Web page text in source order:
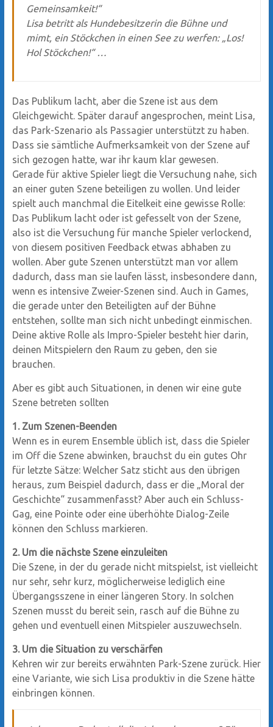
Gemeinsamkeit!“
Lisa betritt als Hundebesitzerin die Bühne und
mimt, ein Stöckchen in einen See zu werfen: „Los!
Hol Stöckchen!“ …
Das Publikum lacht, aber die Szene ist aus dem
Gleichgewicht. Später darauf angesprochen, meint Lisa,
das Park-Szenario als Passagier unterstützt zu haben.
Dass sie sämtliche Aufmerksamkeit von der Szene auf
sich gezogen hatte, war ihr kaum klar gewesen.
Gerade für aktive Spieler liegt die Versuchung nahe, sich
an einer guten Szene beteiligen zu wollen. Und leider
spielt auch manchmal die Eitelkeit eine gewisse Rolle:
Das Publikum lacht oder ist gefesselt von der Szene,
also ist die Versuchung für manche Spieler verlockend,
von diesem positiven Feedback etwas abhaben zu
wollen. Aber gute Szenen unterstützt man vor allem
dadurch, dass man sie laufen lässt, insbesondere dann,
wenn es intensive Zweier-Szenen sind. Auch in Games,
die gerade unter den Beteiligten auf der Bühne
entstehen, sollte man sich nicht unbedingt einmischen.
Deine aktive Rolle als Impro-Spieler besteht hier darin,
deinen Mitspielern den Raum zu geben, den sie
brauchen.
Aber es gibt auch Situationen, in denen wir eine gute
Szene betreten sollten
1. Zum Szenen-Beenden
Wenn es in eurem Ensemble üblich ist, dass die Spieler
im Off die Szene abwinken, brauchst du ein gutes Ohr
für letzte Sätze: Welcher Satz sticht aus den übrigen
heraus, zum Beispiel dadurch, dass er die „Moral der
Geschichte“ zusammenfasst? Aber auch ein Schluss-
Gag, eine Pointe oder eine überhöhte Dialog-Zeile
können den Schluss markieren.
2. Um die nächste Szene einzuleiten
Die Szene, in der du gerade nicht mitspielst, ist vielleicht
nur sehr, sehr kurz, möglicherweise lediglich eine
Übergangsszene in einer längeren Story. In solchen
Szenen musst du bereit sein, rasch auf die Bühne zu
gehen und eventuell einen Mitspieler auszuwechseln.
3. Um die Situation zu verschärfen
Kehren wir zur bereits erwähnten Park-Szene zurück. Hier
eine Variante, wie sich Lisa produktiv in die Szene hätte
einbringen können.